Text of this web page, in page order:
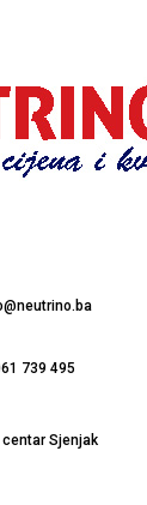
739 495
centar Sjenjak